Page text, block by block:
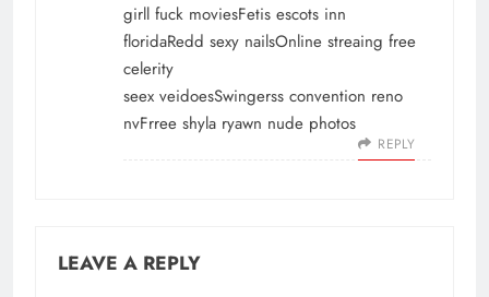
girll fuck moviesFetis escots inn
floridaRedd sexy nailsOnline streaing free
celerity
seex veidoesSwingerss convention reno
nvFrree shyla ryawn nude photos
REPLY
LEAVE A REPLY